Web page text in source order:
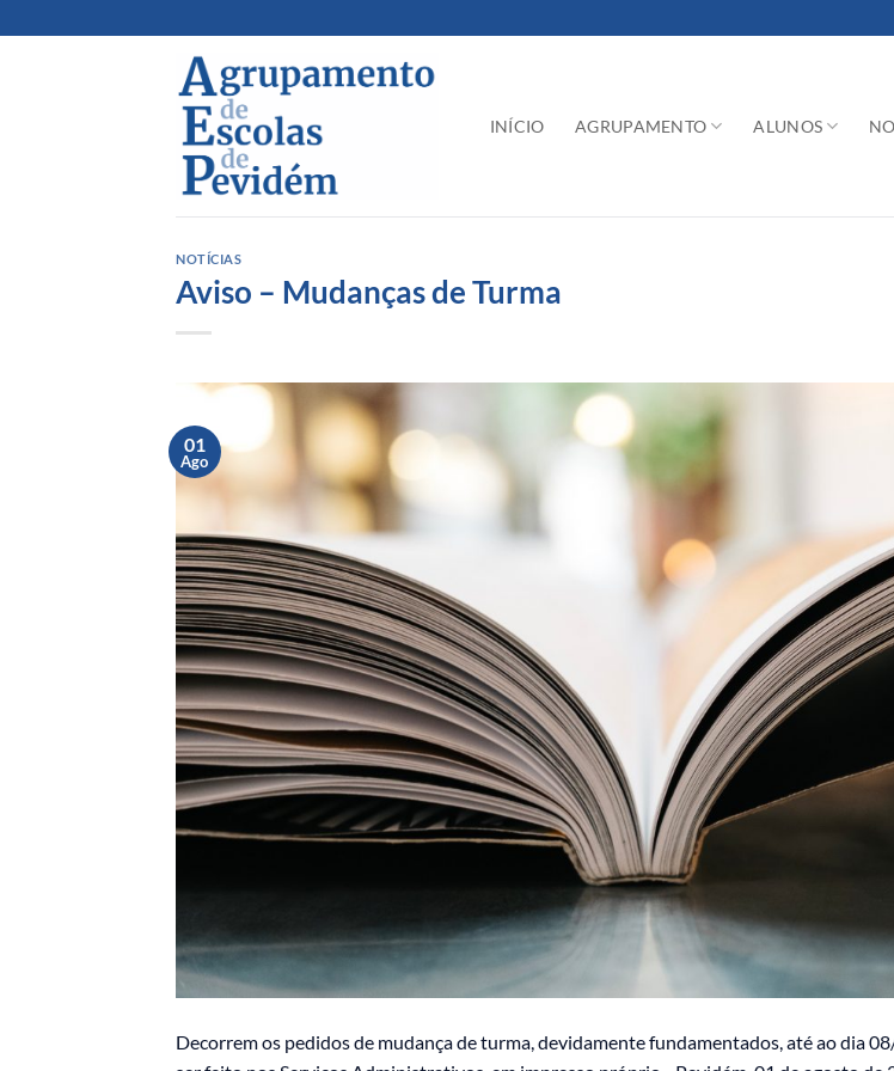
INÍCIO AGRUPAMENTO ALUNOS
NOTÍCIAS
Aviso – Mudanças de Turma
01
Ago
Decorrem os pedidos de mudança de turma, devidamente fundamentados, até ao dia